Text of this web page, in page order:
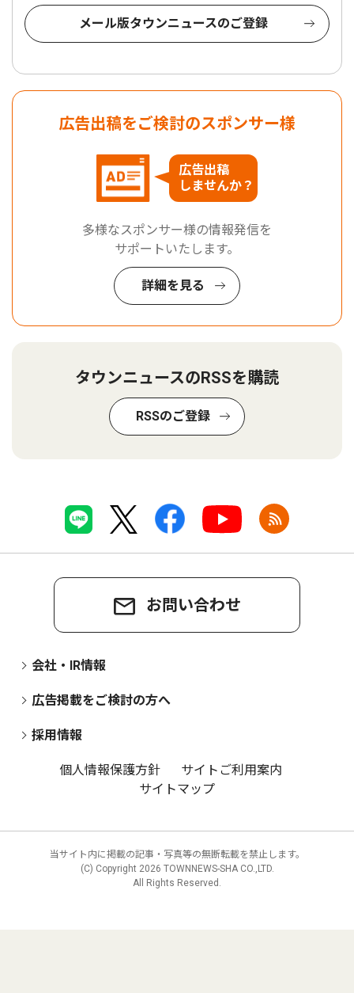
メール版タウンニュースのご登録
広告出稿をご検討のスポンサー様
広告出稿
しませんか？
多様なスポンサー様の情報発信を
サポートいたします。
詳細を見る
タウンニュースのRSSを購読
RSSのご登録
お問い合わせ
会社・IR情報
広告掲載をご検討の方へ
採用情報
個人情報保護方針
サイトご利用案内
サイトマップ
当サイト内に掲載の記事・写真等の無断転載を禁止します。
(C) Copyright 2026 TOWNNEWS-SHA CO.,LTD.
All Rights Reserved.